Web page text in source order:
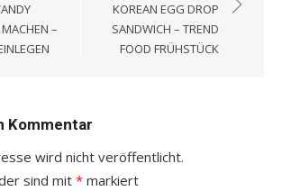
–
KOREAN EGG DROP
SANDWICH – TREND
FOOD FRÜHSTÜCK
Kommentar
wird nicht veröffentlicht.
sind mit * markiert